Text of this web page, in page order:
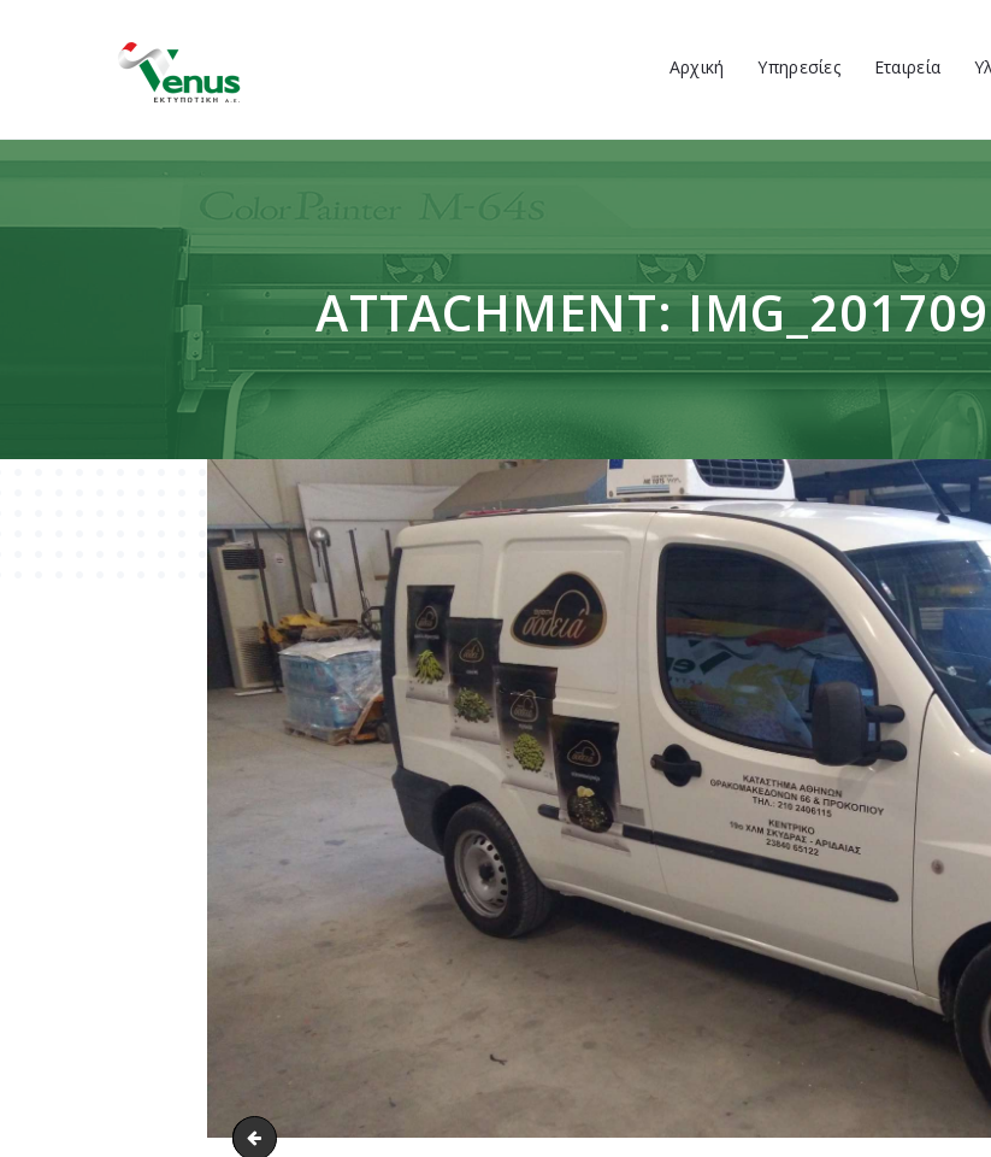
Αρχική Υπηρεσίες Εταιρεία
ATTACHMENT:
VENUS ΕΚΤΥΠΩΤΙΚΗ
Υπηρεσίες
Έργα
Επικοινωνία
IMG_20170922_193954_1_1